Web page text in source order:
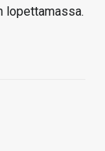
lopettamassa.